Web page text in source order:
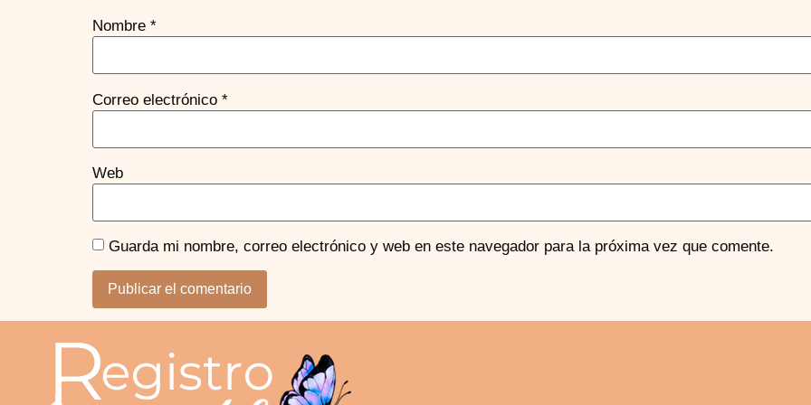
Nombre *
Correo electrónico *
Web
Guarda mi nombre, correo electrónico y web en este navegador para la próxima vez que comente.